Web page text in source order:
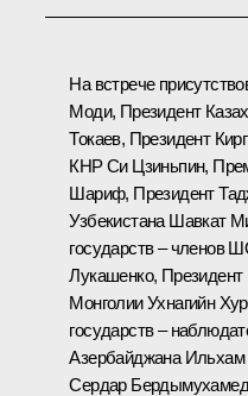
На встрече
Моди, Президент
Токаев, Президент
КНРСи Цзиньпин,
Шариф, Президент
Узбекистана Шавкат
государств – членов
Лукашенко,
МонголииУхнагийн
государств –
Азербайджана Ильхам
Сердар